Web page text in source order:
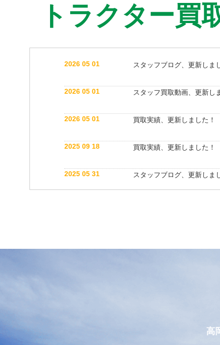
トラクター買
2026 05 01 スタッフブログ、更新しま
2026 05 01 スタッフ買取動画、更新し
2026 05 01 買取実績、更新しました！
2025 09 18 買取実績、更新しました！
2025 05 31 スタッフブログ、更新しま
高